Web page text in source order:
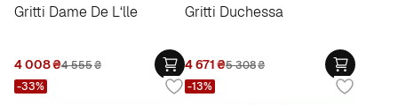
Gritti Dame De L‘lle
4 008₴4 555₴
Gritti Duchessa
4 671₴5 308₴
-33% -13%